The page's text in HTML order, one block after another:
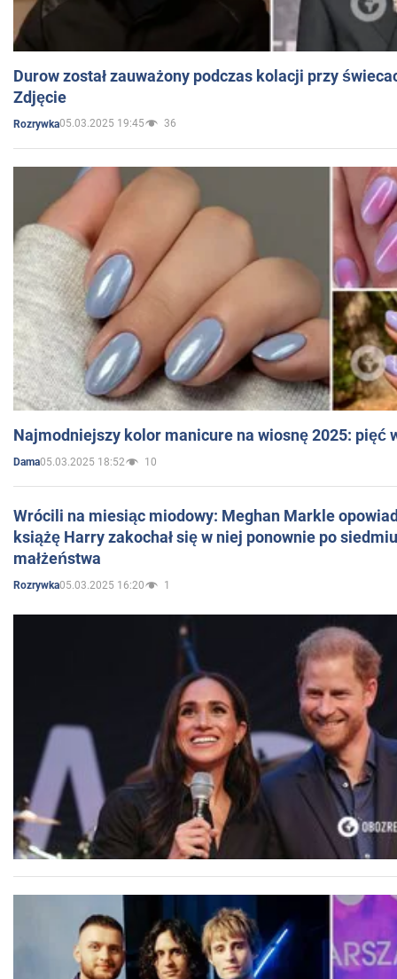
Durow został zauważony podczas kolacji przy
Zdjęcie
Rozrywka05.03.2025 19:45 36
Najmodniejszy kolor manicure na wiosnę 2025: pięć
Dama05.03.2025 18:52 10
Wrócili na miesiąc miodowy: Meghan Markle
książę Harry zakochał się w niej ponownie po
małżeństwa
Rozrywka05.03.2025 16:20 1